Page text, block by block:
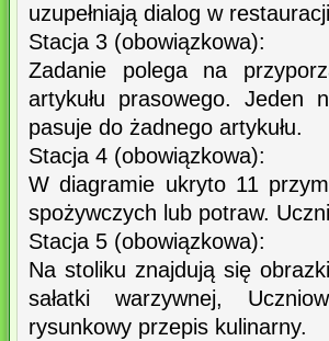
uzupełniają dialog w
Stacja 3 (obowiązkowa):
Zadanie polega na
artykułu prasowego. Jeden
pasuje do żadnego artykułu.
Stacja 4 (obowiązkowa):
W diagramie ukryto 11
spożywczych lub potraw.
Stacja 5 (obowiązkowa):
Na stoliku znajdują się
sałatki warzywnej,
rysunkowy przepis kulinarny.